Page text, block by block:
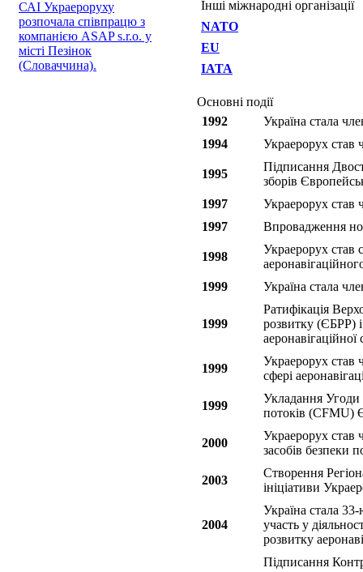
САІ Украероруху
розпочала співпрацю з
компанією ASAP s.r.o. у
місті Пезінок
(Словаччина).
Інші міжнародні організації
NATO
EU
IATA
Основні події
1992
Україна стала
1994
Украерорух став
1995
Підписання
зборів
1997
Украерорух став
1997
Впровадження
1998
Украерорух став
1999
Україна стала
1999
Ратифікація
розвитку (ЄБРР) і
1999
Украерорух став
сфері
1999
Укладання Угоди
потоків
2000
Украерорух став
засобів безпеки
2003
Створення
ініціативи
2004
Україна стала
участь у
розвитку
Підписання